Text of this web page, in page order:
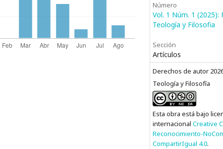
Número
Vol. 1 Núm. 1 (2025):
Teología y Filosofia
Sección
Artículos
Derechos de autor
Teología y Filosofía
Esta obra está bajo
internacional Creative
Reconocimiento-
CompartirIgual 4.0.